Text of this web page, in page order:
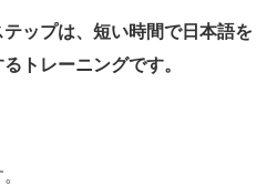
ップは、短い時間で日本語を
トレーニングです。